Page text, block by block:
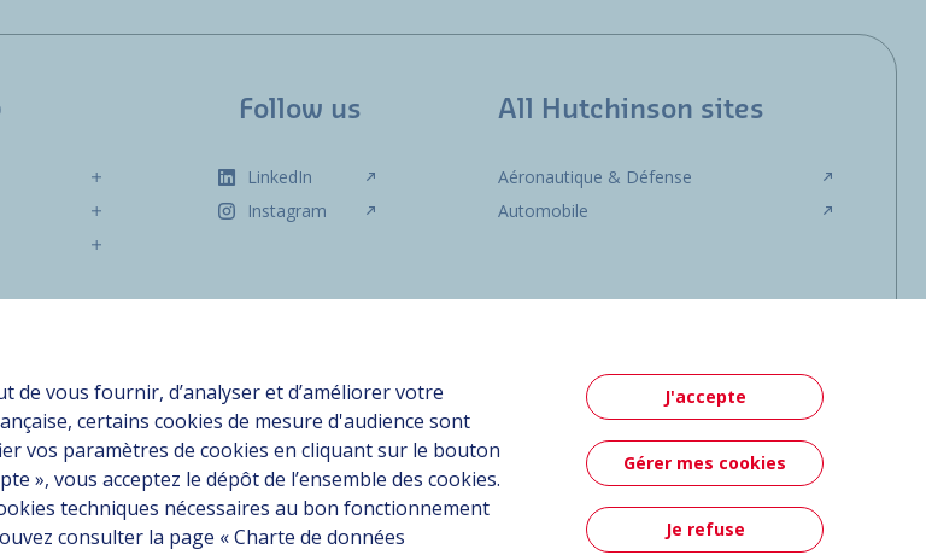
Follow us
LinkedIn
Instagram
All Hutchinson sites
Aéronautique & Défense
Automobile
vous fournir, d’analyser et d’améliorer votre
certains cookies de mesure d'audience sont
vos paramètres de cookies en cliquant sur le bouton
», vous acceptez le dépôt de l’ensemble des cookies.
techniques nécessaires au bon fonctionnement
consulter la page « Charte de données
J'accepte
Gérer mes cookies
Je refuse